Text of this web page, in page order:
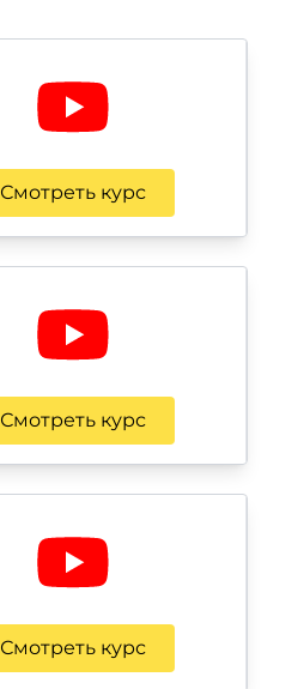
Смотреть курс
Смотреть курс
Смотреть курс